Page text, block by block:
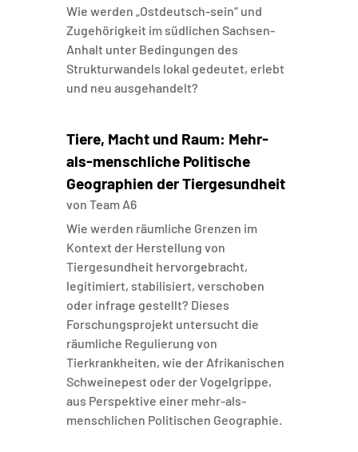
Wie werden „Ostdeutsch-sein“ und
Zugehörigkeit im südlichen Sachsen-
Anhalt unter Bedingungen des
Strukturwandels lokal gedeutet, erlebt
und neu ausgehandelt?
Tiere, Macht und Raum: Mehr-
als-menschliche Politische
Geographien der Tiergesundheit
von Team A6
Wie werden räumliche Grenzen im
Kontext der Herstellung von
Tiergesundheit hervorgebracht,
legitimiert, stabilisiert, verschoben
oder infrage gestellt? Dieses
Forschungsprojekt untersucht die
räumliche Regulierung von
Tierkrankheiten, wie der Afrikanischen
Schweinepest oder der Vogelgrippe,
aus Perspektive einer mehr-als-
menschlichen Politischen Geographie.